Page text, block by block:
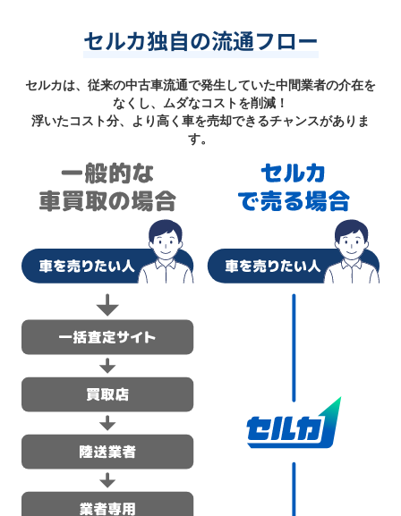
セルカ独自の流通フロー
セルカは、従来の中古車流通で発生していた中間業者の介在を
なくし、ムダなコストを削減！
浮いたコスト分、より高く車を売却できるチャンスがありま
す。